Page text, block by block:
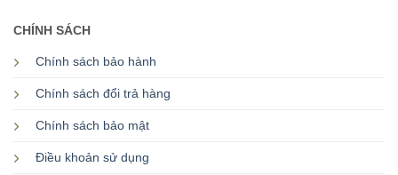
CHÍNH SÁCH
Chính sách bảo hành
Chính sách đổi trả hàng
Chính sách bảo mật
Điều khoản sử dụng